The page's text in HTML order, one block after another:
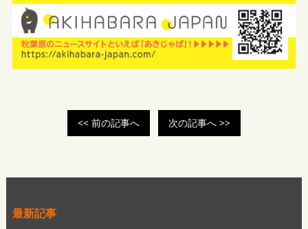
<< 前の記事へ 次の記事へ >>
最新記事